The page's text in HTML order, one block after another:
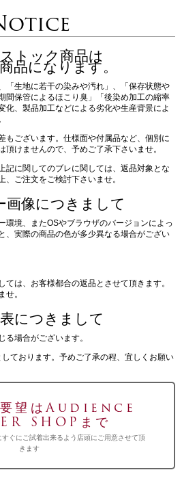
トック商品は
品になります。
「生地に若干の染みや汚れ」、「保存状態や
間保管によるほこり臭」「後染め加工の縮率
化、製品加工などによる劣化や生産背景によ
もございます。仕様面や付属品など、個別に
けませんので、予めご了承下さいませ。
記に関してのブレに関しては、返品対象とな
、ご注文をご検討下さいませ。
画像につきまして
境、またOSやブラウザのバージョンによっ
、実際の商品の色が多少異なる場合がござい
ては、お客様都合の返品とさせて頂きます。
せ。
につきまして
る場合がございます。
ております。予めご了承の程、宜しくお願い
要望はAudience
SHOPまで
ぐにご試着出来るよう店頭にご用意させて頂
きます